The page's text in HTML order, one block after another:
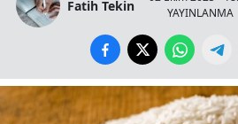
Fatih Tekin
YAYINLANMA